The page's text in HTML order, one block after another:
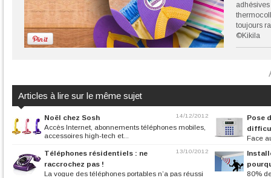
toujours
©Kikila
Articles à lire sur le même sujet
14/12/2012
Noël chez Sosh
Accès Internet, abonnements téléphones mobiles,
accessoires high-tech et...
Pose
Face
13/10/2012
Téléphones résidentiels : ne
raccrochez pas !
La vogue des téléphones portables n’a pas réussi
80%